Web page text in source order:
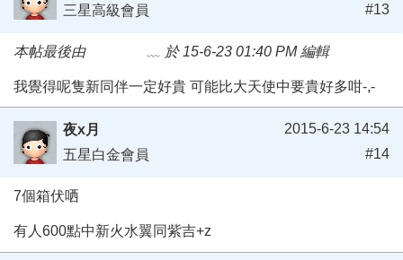
三星高級會員
#13
本帖最後由 ﹏ 於 15-6-23 01:40 PM 編輯
我覺得呢隻新同伴一定好貴 可能比大天使中要貴好多咁-,-
夜x月
五星白金會員
2015-6-23 14:54
#14
7個箱伏哂
有人600點中新火水翼同紫吉+z